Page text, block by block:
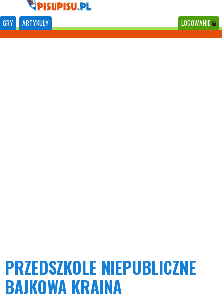
GRY ARTYKUŁY LOGOWANIE
PRZEDSZKOLE NIEPUBLICZNE
BAJKOWA KRAINA